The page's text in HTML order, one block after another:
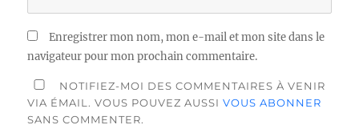
Enregistrer mon nom, mon e-mail et mon site dans le
navigateur pour mon prochain commentaire.
NOTIFIEZ-MOI DES COMMENTAIRES À VENIR
VIA ÉMAIL. VOUS POUVEZ AUSSIVOUS ABONNER
SANS COMMENTER.